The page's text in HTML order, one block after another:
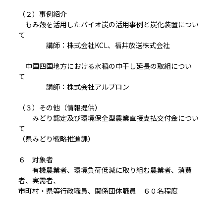
（２）事例紹介
もみ殻を活用したバイオ炭の活用事例と炭化装置につい
て
講師：株式会社KCL、福井放送株式会社
中国四国地方における水稲の中干し延長の取組につい
て
講師：株式会社アルプロン
（３）その他（情報提供）
みどり認定及び環境保全型農業直接支払交付金につい
て
（県みどり戦略推進課）
６ 対象者
有機農業者、環境負荷低減に取り組む農業者、消費
者、実需者、
市町村・県等行政職員、関係団体職員 ６０名程度